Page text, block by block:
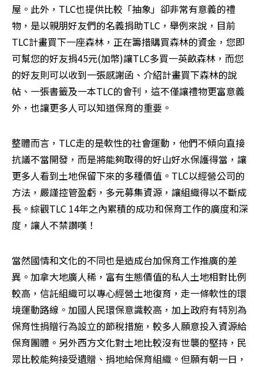
屋。此外，TLC也提供比較「抽象」卻非常有意義的禮
物，是以親朋好友們的名義捐助TLC，舉例來說，目前
TLC計畫買下一座森林，正在籌措購買森林的資金，您即
可幫您的好友捐45元(加幣)讓TLC多買一英畝森林，而您
的好友則可以收到一張感謝函、介紹計畫買下森林的說
帖、一張書籤及一本TLC的會刊，這不僅讓禮物更富意義
外，也讓更多人可以知道保育的重要。
整體而言，TLC走的是軟性的社會運動，他們不傾向直接
抗議不當開發，而是將能夠取得的好山好水保護得當，讓
更多人看到土地保留下來的多種價值。TLC以經營公司的
方法，嚴謹控管盈虧，多元募集資源，讓組織得以不斷成
長。綜觀TLC 14年之內累積的成功和保育工作的廣度和深
度，讓人不禁讚嘆！
當然國情和文化的不同也是造成台加保育工作推廣的差
異。加拿大地廣人稀，富有生態價值的私人土地相對比例
較高，信託組織可以專心經營土地復育，走一條軟性的環
境運動路線。加國人民環保意識較高，加上政府有特別為
保育性捐贈行為設立的節稅措施，較多人願意投入資源給
保育團體。另外西方文化對土地比較沒有世襲的堅持，民
眾比較能夠接受遺贈、捐地給保育組織。但願有朝一日，